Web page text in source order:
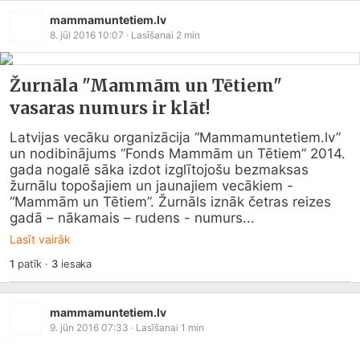
mammamuntetiem.lv
8. jūl 2016 10:07 · Lasīšanai 2 min
Žurnāla "Mammām un Tētiem"
vasaras numurs ir klāt!
Latvijas vecāku organizācija “Mammamuntetiem.lv”
un nodibinājums “Fonds Mammām un Tētiem” 2014.
gada nogalē sāka izdot izglītojošu bezmaksas
žurnālu topošajiem un jaunajiem vecākiem -
“Mammām un Tētiem”. Žurnāls iznāk četras reizes
gadā – nākamais – rudens - numurs...
Lasīt vairāk
1 patīk · 3iesaka
mammamuntetiem.lv
9. jūn 2016 07:33 · Lasīšanai 1 min